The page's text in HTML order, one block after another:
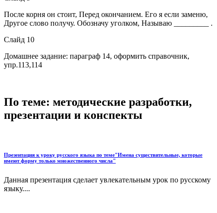
После корня он стоит, Перед окончанием. Его я если заменю,
Другое слово получу. Обозначу уголком, Называю _________ .
Слайд 10
Домашнее задание: параграф 14, оформить справочник,
упр.113,114
По теме: методические разработки,
презентации и конспекты
Презентация к уроку русского языка по теме"Имена существительные, которые
имеют форму только множественного числа"
Данная презентация сделает увлекательным урок по русскому
языку....